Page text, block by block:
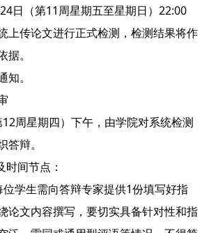
日（第11周星期五至星期日）22:00
上传论文进行正式检测，检测结果将作
。
。
周星期四）下午，由学院对系统检测
辩。
间节点：
位学生需向答辩专家提供1份填写好指
论文内容撰写，要切实具备针对性和指